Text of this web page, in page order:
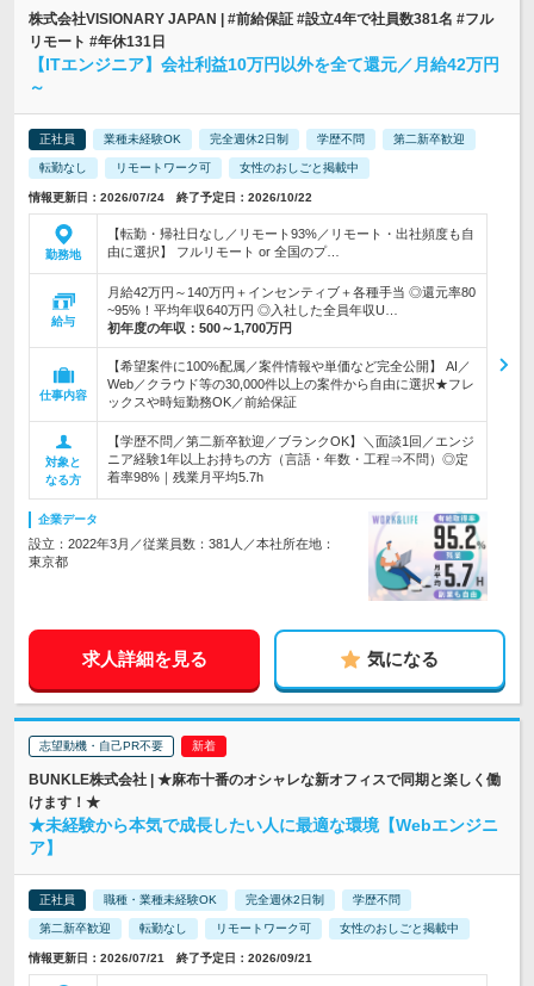
株式会社VISIONARY JAPAN | #前給保証 #設立4年で社員数381名 #フル
リモート #年休131日
【ITエンジニア】会社利益10万円以外を全て還元／月給42万円
～
正社員 業種未経験OK 完全週休2日制 学歴不問 第二新卒歓迎
転勤なし リモートワーク可 女性のおしごと掲載中
情報更新日：2026/07/24 終了予定日：2026/10/22
勤務地
【転勤・帰社日なし／リモート93%／リモート・出社頻度も自
由に選択】 フルリモート or 全国のプ…
給与
月給42万円～140万円＋インセンティブ＋各種手当 ◎還元率80
~95%！平均年収640万円 ◎入社した全員年収U…
初年度の年収： 500～1,700万円
仕事内容
【希望案件に100%配属／案件情報や単価など完全公開】 AI／
Web／クラウド等の30,000件以上の案件から自由に選択★フレ
ックスや時短勤務OK／前給保証
対象と
なる方
【学歴不問／第二新卒歓迎／ブランクOK】＼面談1回／エンジ
ニア経験1年以上お持ちの方（言語・年数・工程⇒不問）◎定
着率98%｜残業月平均5.7h
企業データ
設立：2022年3月／従業員数：381人／本社所在地：
東京都
求人詳細を見る 気になる
志望動機・自己PR不要
BUNKLE株式会社 | ★麻布十番のオシャレな新オフィスで同期と楽しく働
けます！★
★未経験から本気で成長したい人に最適な環境【Webエンジニ
ア】
正社員 職種・業種未経験OK 完全週休2日制 学歴不問
第二新卒歓迎 転勤なし リモートワーク可 女性のおしごと掲載中
情報更新日：2026/07/21 終了予定日：2026/09/21